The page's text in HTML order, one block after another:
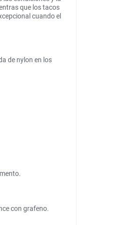
que los tacos
cuando el
de nylon en los
con grafeno.